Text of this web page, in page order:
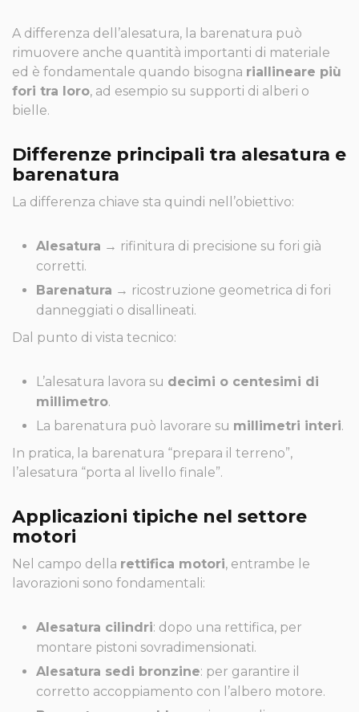
A differenza dell’alesatura, la barenatura può
rimuovere anche quantità importanti di materiale
ed è fondamentale quando bisogna riallineare più
fori tra loro, ad esempio su supporti di alberi o
bielle.
Differenze principali tra alesatura e
barenatura
La differenza chiave sta quindi nell’obiettivo:
Alesatura → rifinitura di precisione su fori già
corretti.
Barenatura → ricostruzione geometrica di fori
danneggiati o disallineati.
Dal punto di vista tecnico:
L’alesatura lavora su decimi o centesimi di
millimetro.
La barenatura può lavorare su millimetri interi.
In pratica, la barenatura “prepara il terreno”,
l’alesatura “porta al livello finale”.
Applicazioni tipiche nel settore
motori
Nel campo della rettifica motori, entrambe le
lavorazioni sono fondamentali:
Alesatura cilindri: dopo una rettifica, per
montare pistoni sovradimensionati.
Alesatura sedi bronzine: per garantire il
corretto accoppiamento con l’albero motore.